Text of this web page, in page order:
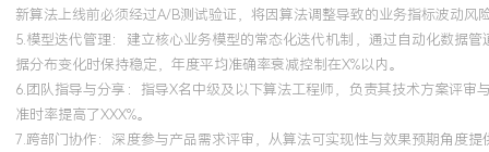
新算法上线前必须经过A/B测试验证，将因算法调整导致的业务指标波动风
5.模型迭代管理：建立核心业务模型的常态化迭代机制，通过自动化数据
据分布变化时保持稳定，年度平均准确率衰减控制在X%以内。
6.团队指导与分享：指导X名中级及以下算法工程师，负责其技术方案评
准时率提高了XXX%。
7.跨部门协作：深度参与产品需求评审，从算法可实现性与效果预期角度